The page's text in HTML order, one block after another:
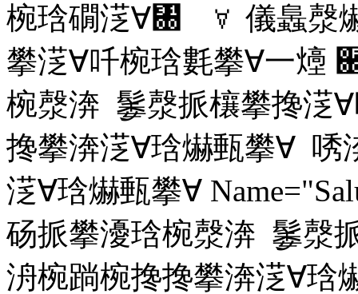
椀琀礀㴀∀㄀ ∀ 儀䘀漀
攀㴀∀吀椀琀氀攀∀⼀㸀
椀漀渀 䰀漀挀欀攀搀㴀
搀攀渀㴀∀琀爀甀攀∀ 唀
㴀∀琀爀甀攀∀
砀挀攀瀀琀椀漀渀 䰀漀
洀椀䠀椀搀搀攀渀㴀∀琀